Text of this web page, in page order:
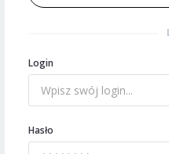
Login
Hasło